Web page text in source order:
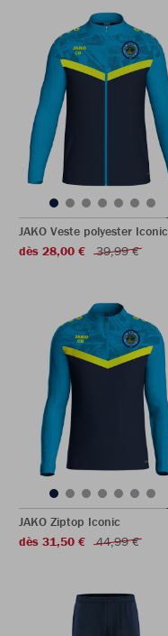
JAKO Veste polyester Iconic
dès 28,00 €
39,99 €
JAKO Ziptop Iconic
dès 31,50 €
44,99 €